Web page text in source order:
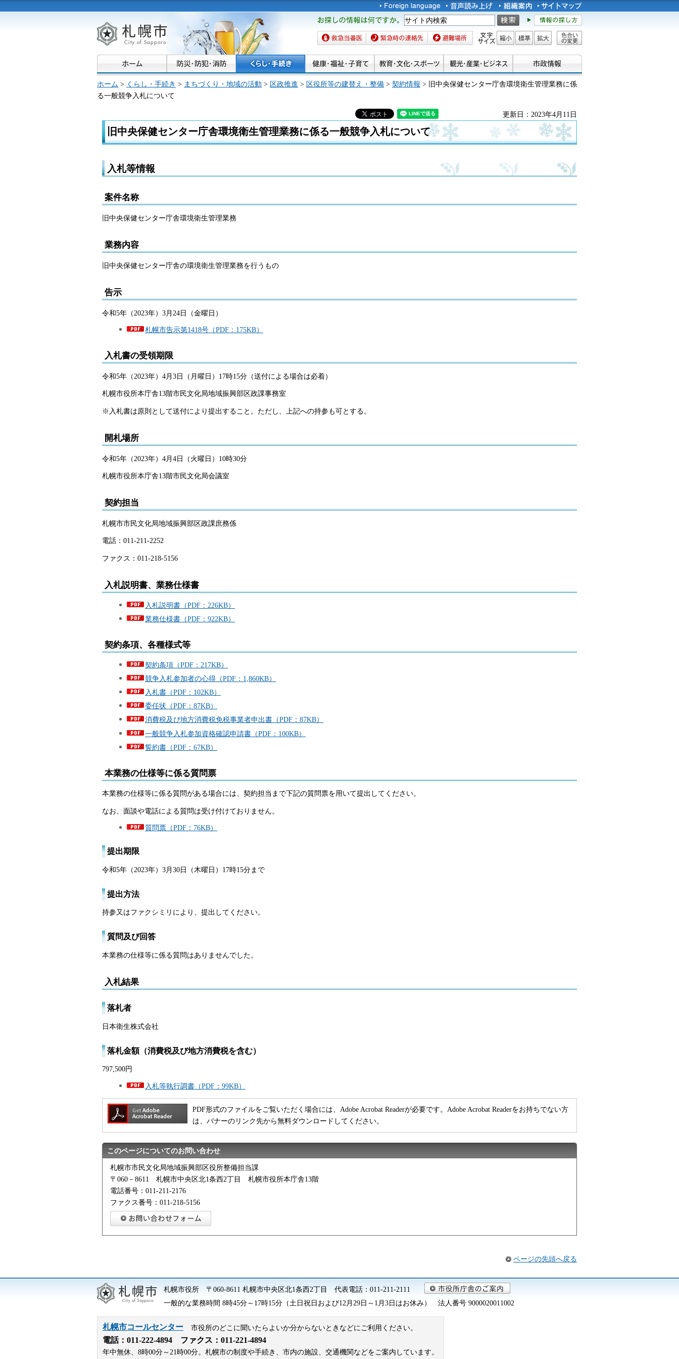
札幌市
お探しの情報は何です
か。
救急当番医 緊急時の連絡先 避難場所 文字サイズ
縮小 標準 拡大
色合い
ホーム > くらし・手続き > まちづくり・地域の活動 > 区政推進 > 区役所等の建替え・整備 > 契約情報 > 旧中央保健センター庁舎環境衛生管理業務に係
る一般競争入札について
更新日：2023年4月11日
旧中央保健センター庁舎環境衛生管理業務に係る一般競争入札について
入札等情報
案件名称
旧中央保健センター庁舎環境衛生管理業務
業務内容
旧中央保健センター庁舎の環境衛生管理業務を行うもの
告示
令和5年（2023年）3月24日（金曜日）
札幌市告示第1418号（PDF：175KB）
入札書の受領期限
令和5年（2023年）4月3日（月曜日）17時15分（送付による場合は必着）
札幌市役所本庁舎13階市民文化局地域振興部区政課事務室
※入札書は原則として送付により提出すること。ただし、上記への持参も可とする。
開札場所
令和5年（2023年）4月4日（火曜日）10時30分
札幌市役所本庁舎13階市民文化局会議室
契約担当
札幌市市民文化局地域振興部区政課庶務係
電話：011-211-2252
ファクス：011-218-5156
入札説明書、業務仕様書
入札説明書（PDF：226KB）
業務仕様書（PDF：922KB）
契約条項、各種様式等
契約条項（PDF：217KB）
競争入札参加者の心得（PDF：1,860KB）
入札書（PDF：102KB）
委任状（PDF：87KB）
消費税及び地方消費税免税事業者申出書（PDF：87KB）
一般競争入札参加資格確認申請書（PDF：100KB）
誓約書（PDF：67KB）
本業務の仕様等に係る質問票
本業務の仕様等に係る質問がある場合には、契約担当まで下記の質問票を用いて提出してください。
なお、面談や電話による質問は受け付けておりません。
質問票（PDF：76KB）
提出期限
令和5年（2023年）3月30日（木曜日）17時15分まで
提出方法
持参又はファクシミリにより、提出してください。
質問及び回答
本業務の仕様等に係る質問はありませんでした。
入札結果
落札者
日本衛生株式会社
落札金額（消費税及び地方消費税を含む）
797,500円
入札等執行調書（PDF：99KB）
PDF形式のファイルをご覧いただく場合には、Adobe Acrobat Readerが必要です。Adobe Acrobat Readerをお持ちでない方
は、バナーのリンク先から無料ダウンロードしてください。
このページについてのお問い合わせ
札幌市市民文化局地域振興部区役所整備担当課
〒060－8611 札幌市中央区北1条西2丁目 札幌市役所本庁舎13階
電話番号：011-211-2176
ファクス番号：011-218-5156
ページの先頭へ戻る
札幌市役所 〒060-8611 札幌市中央区北1条西2丁目 代表電話：011-211-2111
一般的な業務時間 8時45分～17時15分（土日祝日および12月29日～1月3日はお休み） 法人番号 9000020011002
札幌市コールセンター 市役所のどこに聞いたらよいか分からないときなどにご利用ください。
電話： 011-222-4894 ファクス：011-221-4894
年中無休、8時00分～21時00分。札幌市の制度や手続き、市内の施設、交通機関などをご案内しています。